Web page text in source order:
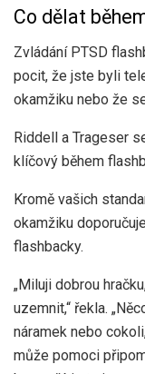
Co dělat
Zvládání PTSD
pocit, že jste byli
okamžiku nebo že
Riddell a Trageser
klíčový během
Kromě vašich
okamžiku
flashbacky.
„Miluji dobrou
uzemnit,“ řekla.
náramek nebo
může pomoci